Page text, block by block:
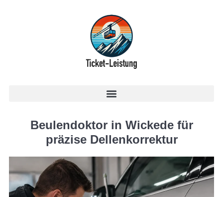
Beulendoktor in Wickede für
präzise Dellenkorrektur